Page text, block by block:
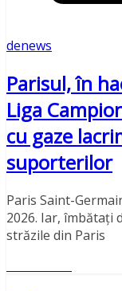
denews
Parisul, în
Liga
cu gaze
suporterilor
Paris Saint-
2026. Iar, îmbătați
străzile din Paris